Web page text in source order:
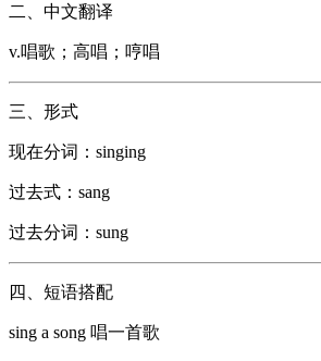
二、中文翻译
v.唱歌；高唱；哼唱
三、形式
现在分词：singing
过去式：sang
过去分词：sung
四、短语搭配
sing a song 唱一首歌